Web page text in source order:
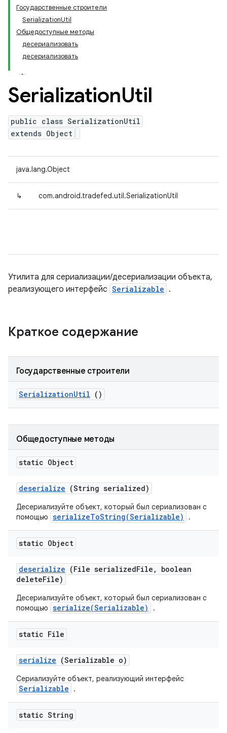
Государственные строители
SerializationUtil
Общедоступные методы
десериализовать
десериализовать
SerializationUtil
public class SerializationUtil
extends Object
java.lang.Object
↳ com.android.tradefed.util.SerializationUtil
Утилита для сериализации/десериализации объекта,
реализующего интерфейс Serializable .
Краткое содержание
Государственные строители
SerializationUtil ()
Общедоступные методы
static Object
deserialize (String serialized)
Десериализуйте объект, который был сериализован с
помощью serializeToString(Serializable) .
static Object
deserialize (File serializedFile ,
boolean
deleteFile)
Десериализуйте объект, который был сериализован с
помощью serialize(Serializable) .
static File
serialize (Serializable o)
Сериализуйте объект, реализующий интерфейс
Serializable .
static String